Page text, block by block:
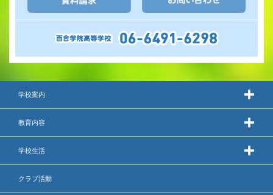
学校案内
教育内容
学校生活
クラブ活動